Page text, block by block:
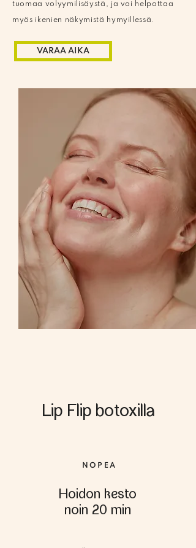
tuomaa volyymilisäystä, ja voi helpottaa
myös ikenien näkymistä hymyillessä.
VARAA AIKA
Lip Flip botoxilla
NOPEA
Hoidon kesto
noin 20 min